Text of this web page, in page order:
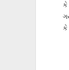
કે
કે